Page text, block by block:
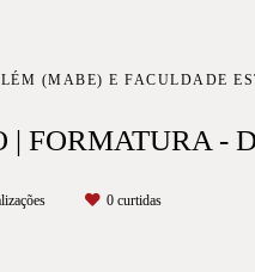
(MABE) E FACULDADE
| FORMATURA -
0 curtidas